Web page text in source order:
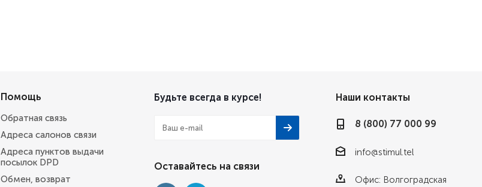
Помощь
Обратная связь
Адреса салонов связи
Адреса пунктов выдачи
посылок DPD
Обмен, возврат
Будьте всегда в курсе!
Оставайтесь на связи
Наши контакты
8 (800) 77 000 99
info@stimul.tel
Офис: Волгоградская